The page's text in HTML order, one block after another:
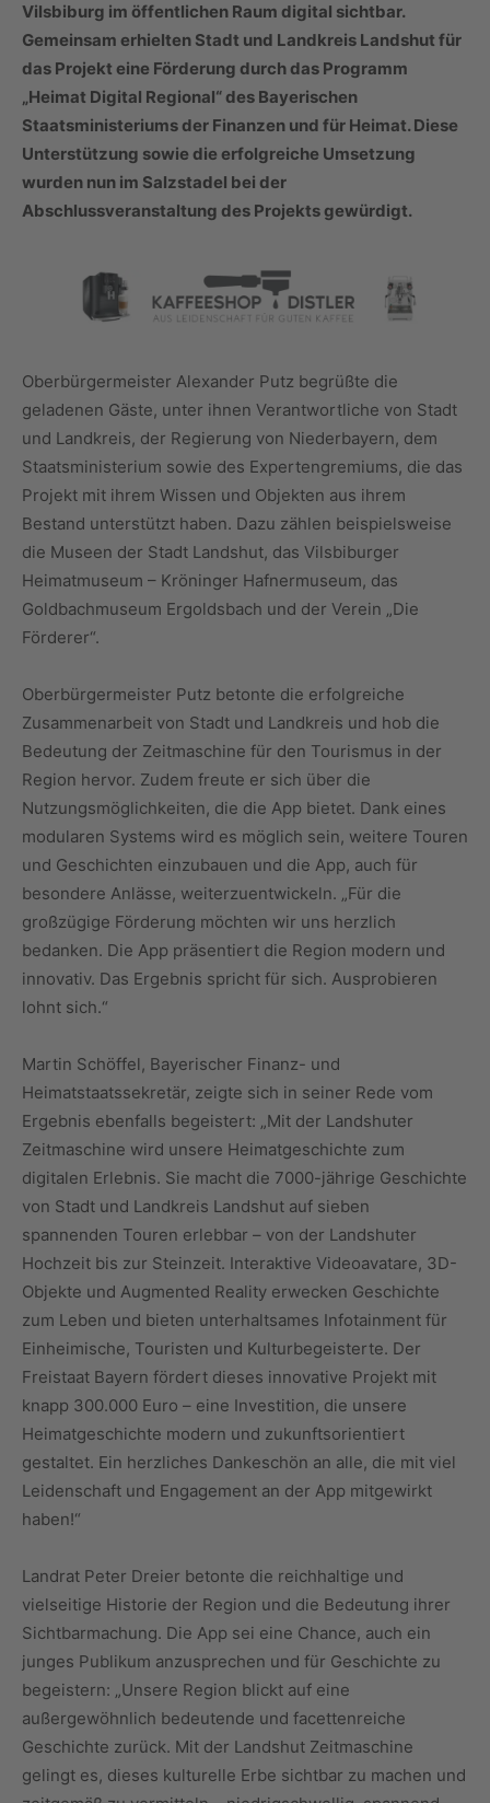
Vilsbiburg im öffentlichen Raum digital sichtbar.
Gemeinsam erhielten Stadt und Landkreis Landshut für
das Projekt eine Förderung durch das Programm
„Heimat Digital Regional“ des Bayerischen
Staatsministeriums der Finanzen und für Heimat. Diese
Unterstützung sowie die erfolgreiche Umsetzung
wurden nun im Salzstadel bei der
Abschlussveranstaltung des Projekts gewürdigt.
Oberbürgermeister Alexander Putz begrüßte die
geladenen Gäste, unter ihnen Verantwortliche von Stadt
und Landkreis, der Regierung von Niederbayern, dem
Staatsministerium sowie des Expertengremiums, die das
Projekt mit ihrem Wissen und Objekten aus ihrem
Bestand unterstützt haben. Dazu zählen beispielsweise
die Museen der Stadt Landshut, das Vilsbiburger
Heimatmuseum – Kröninger Hafnermuseum, das
Goldbachmuseum Ergoldsbach und der Verein „Die
Förderer“.
Oberbürgermeister Putz betonte die erfolgreiche
Zusammenarbeit von Stadt und Landkreis und hob die
Bedeutung der Zeitmaschine für den Tourismus in der
Region hervor. Zudem freute er sich über die
Nutzungsmöglichkeiten, die die App bietet. Dank eines
modularen Systems wird es möglich sein, weitere Touren
und Geschichten einzubauen und die App, auch für
besondere Anlässe, weiterzuentwickeln. „Für die
großzügige Förderung möchten wir uns herzlich
bedanken. Die App präsentiert die Region modern und
innovativ. Das Ergebnis spricht für sich. Ausprobieren
lohnt sich.“
Martin Schöffel, Bayerischer Finanz- und
Heimatstaatssekretär, zeigte sich in seiner Rede vom
Ergebnis ebenfalls begeistert: „Mit der Landshuter
Zeitmaschine wird unsere Heimatgeschichte zum
digitalen Erlebnis. Sie macht die 7000-jährige Geschichte
von Stadt und Landkreis Landshut auf sieben
spannenden Touren erlebbar – von der Landshuter
Hochzeit bis zur Steinzeit. Interaktive Videoavatare, 3D-
Objekte und Augmented Reality erwecken Geschichte
zum Leben und bieten unterhaltsames Infotainment für
Einheimische, Touristen und Kulturbegeisterte. Der
Freistaat Bayern fördert dieses innovative Projekt mit
knapp 300.000 Euro – eine Investition, die unsere
Heimatgeschichte modern und zukunftsorientiert
gestaltet. Ein herzliches Dankeschön an alle, die mit viel
Leidenschaft und Engagement an der App mitgewirkt
haben!“
Landrat Peter Dreier betonte die reichhaltige und
vielseitige Historie der Region und die Bedeutung ihrer
Sichtbarmachung. Die App sei eine Chance, auch ein
junges Publikum anzusprechen und für Geschichte zu
begeistern: „Unsere Region blickt auf eine
außergewöhnlich bedeutende und facettenreiche
Geschichte zurück. Mit der Landshut Zeitmaschine
gelingt es, dieses kulturelle Erbe sichtbar zu machen und